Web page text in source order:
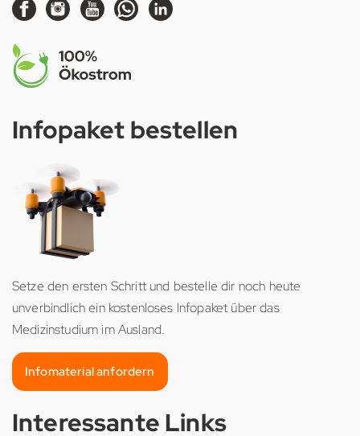
Infopaket bestellen
Setze den ersten Schritt und bestelle dir noch heute
unverbindlich ein kostenloses Infopaket über das
Medizinstudium im Ausland.
Infomaterial anfordern
Interessante Links